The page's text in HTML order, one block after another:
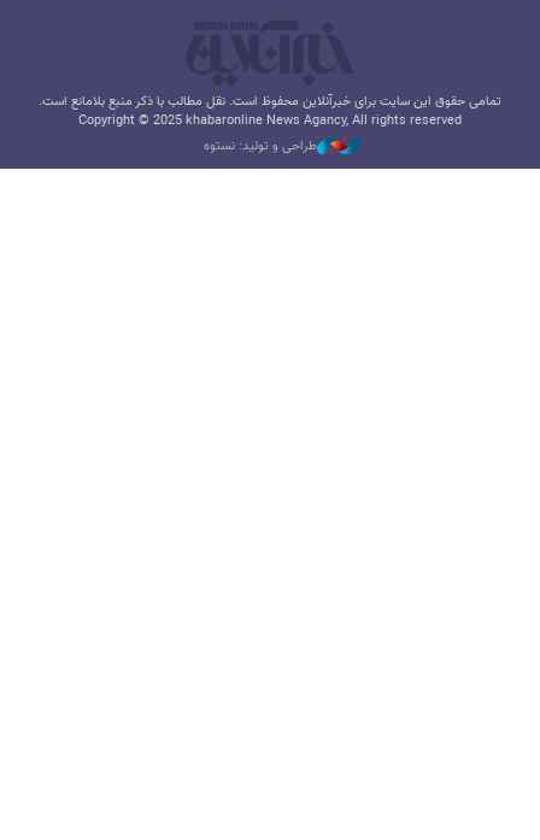
تمامی حقوق این سایت برای خبرآنلاین محفوظ است. نقل مطالب با ذکر منبع بلامانع است.
Copyright © 2025 khabaronline News Agancy, All rights reserved
طراحی و تولید: نستوه